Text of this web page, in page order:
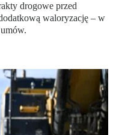
drogowe przed
waloryzację – w